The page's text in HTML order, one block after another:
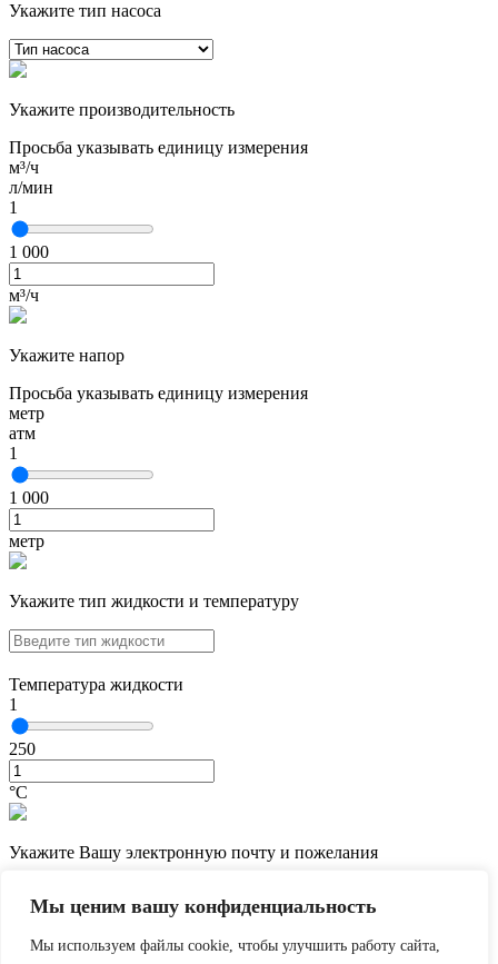
Мы ценим вашу конфиденциальность
Мы используем файлы cookie, чтобы улучшить работу сайта,
Укажите тип насоса
Укажите производительность
Просьба указывать единицу измерения
м³/ч
л/мин
1
1 000
м³/ч
Укажите напор
Просьба указывать единицу измерения
метр
атм
1
1 000
метр
Укажите тип жидкости и температуру
Температура жидкости
1
250
°С
Укажите Вашу электронную почту и пожелания